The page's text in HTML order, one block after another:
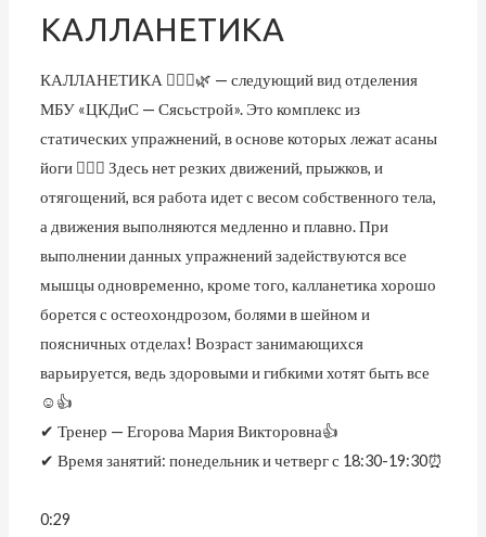
КАЛЛАНЕТИКА
КАЛЛАНЕТИКА 🧘🏼‍♀🌿 — следующий вид отделения
МБУ «ЦКДиС — Сясьстрой». Это комплекс из
статических упражнений, в основе которых лежат асаны
йоги 🧘🏼‍♀ Здесь нет резких движений, прыжков, и
отягощений, вся работа идет с весом собственного тела,
а движения выполняются медленно и плавно. При
выполнении данных упражнений задействуются все
мышцы одновременно, кроме того, калланетика хорошо
борется с остеохондрозом, болями в шейном и
поясничных отделах! Возраст занимающихся
варьируется, ведь здоровыми и гибкими хотят быть все
☺👍
✔ Тренер — Егорова Мария Викторовна👍
✔ Время занятий: понедельник и четверг с 18:30-19:30⏰
0:29